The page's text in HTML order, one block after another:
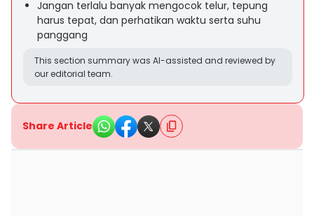
Jangan terlalu banyak mengocok telur, tepung
harus tepat, dan perhatikan waktu serta suhu
panggang
This section summary was AI-assisted and reviewed by
our editorial team.
Share Article